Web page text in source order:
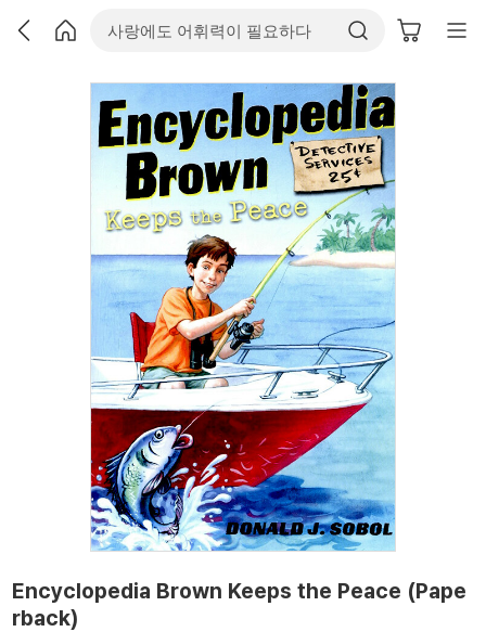
Encyclopedia Brown Keeps the Peace (Pape
rback)